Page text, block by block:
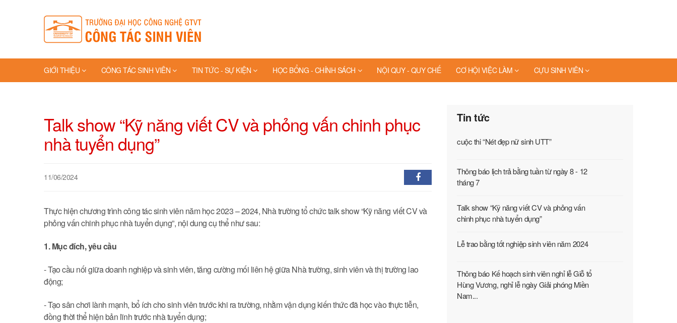
GIỚI THIỆU CÔNG TÁC SINH VIÊN TIN TỨC - SỰ KIỆN HỌC BỔNG - CHÍNH SÁCH NỘI QUY - QUY CHẾ CƠ HỘI VIỆC LÀM CỰU SINH VIÊN
Talk show “Kỹ năng viết CV và phỏng vấn chinh phục
nhà tuyển dụng”
11/06/2024
Thực hiện chương trình công tác sinh viên năm học 2023 – 2024, Nhà trường tổ chức talk show “Kỹ năng viết CV và
phỏng vấn chinh phục nhà tuyển dụng”, nội dung cụ thể như sau:
1. Mục đích, yêu cầu
- Tạo cầu nối giữa doanh nghiệp và sinh viên, tăng cường mối liên hệ giữa Nhà trường, sinh viên và thị trường lao
động;
- Tạo sân chơi lành mạnh, bổ ích cho sinh viên trước khi ra trường, nhằm vận dụng kiến thức đã học vào thực tiễn,
đồng thời thể hiện bản lĩnh trước nhà tuyển dụng;
Tin tức
cuộc thi “Nét đẹp nữ sinh UTT”
Thông báo lịch trả bằng tuần từ ngày 8 - 12
tháng 7
Talk show “Kỹ năng viết CV và phỏng vấn
chinh phục nhà tuyển dụng”
Lễ trao bằng tốt nghiệp sinh viên năm 2024
Thông báo Kế hoạch sinh viên nghỉ lễ Giỗ tổ
Hùng Vương, nghỉ lễ ngày Giải phóng Miền
Nam...